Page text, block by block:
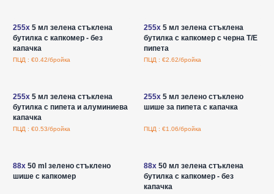
255x5 мл зелена стъклена
бутилка с капкомер - без
капачка
ПЦД : €0.42/бройка
255x5 мл зелена стъклена
бутилка с капкомер с черна T/E
пипета
ПЦД : €2.62/бройка
255x5 мл зелена стъклена
бутилка с пипета и алуминиева
капачка
ПЦД : €0.53/бройка
255x5 мл зелено стъклено
шише за пипета с капачка
ПЦД : €1.06/бройка
88x50 ml зелено стъклено
шише с капкомер
88x50 мл зелена стъклена
бутилка с капкомер - без
капачка